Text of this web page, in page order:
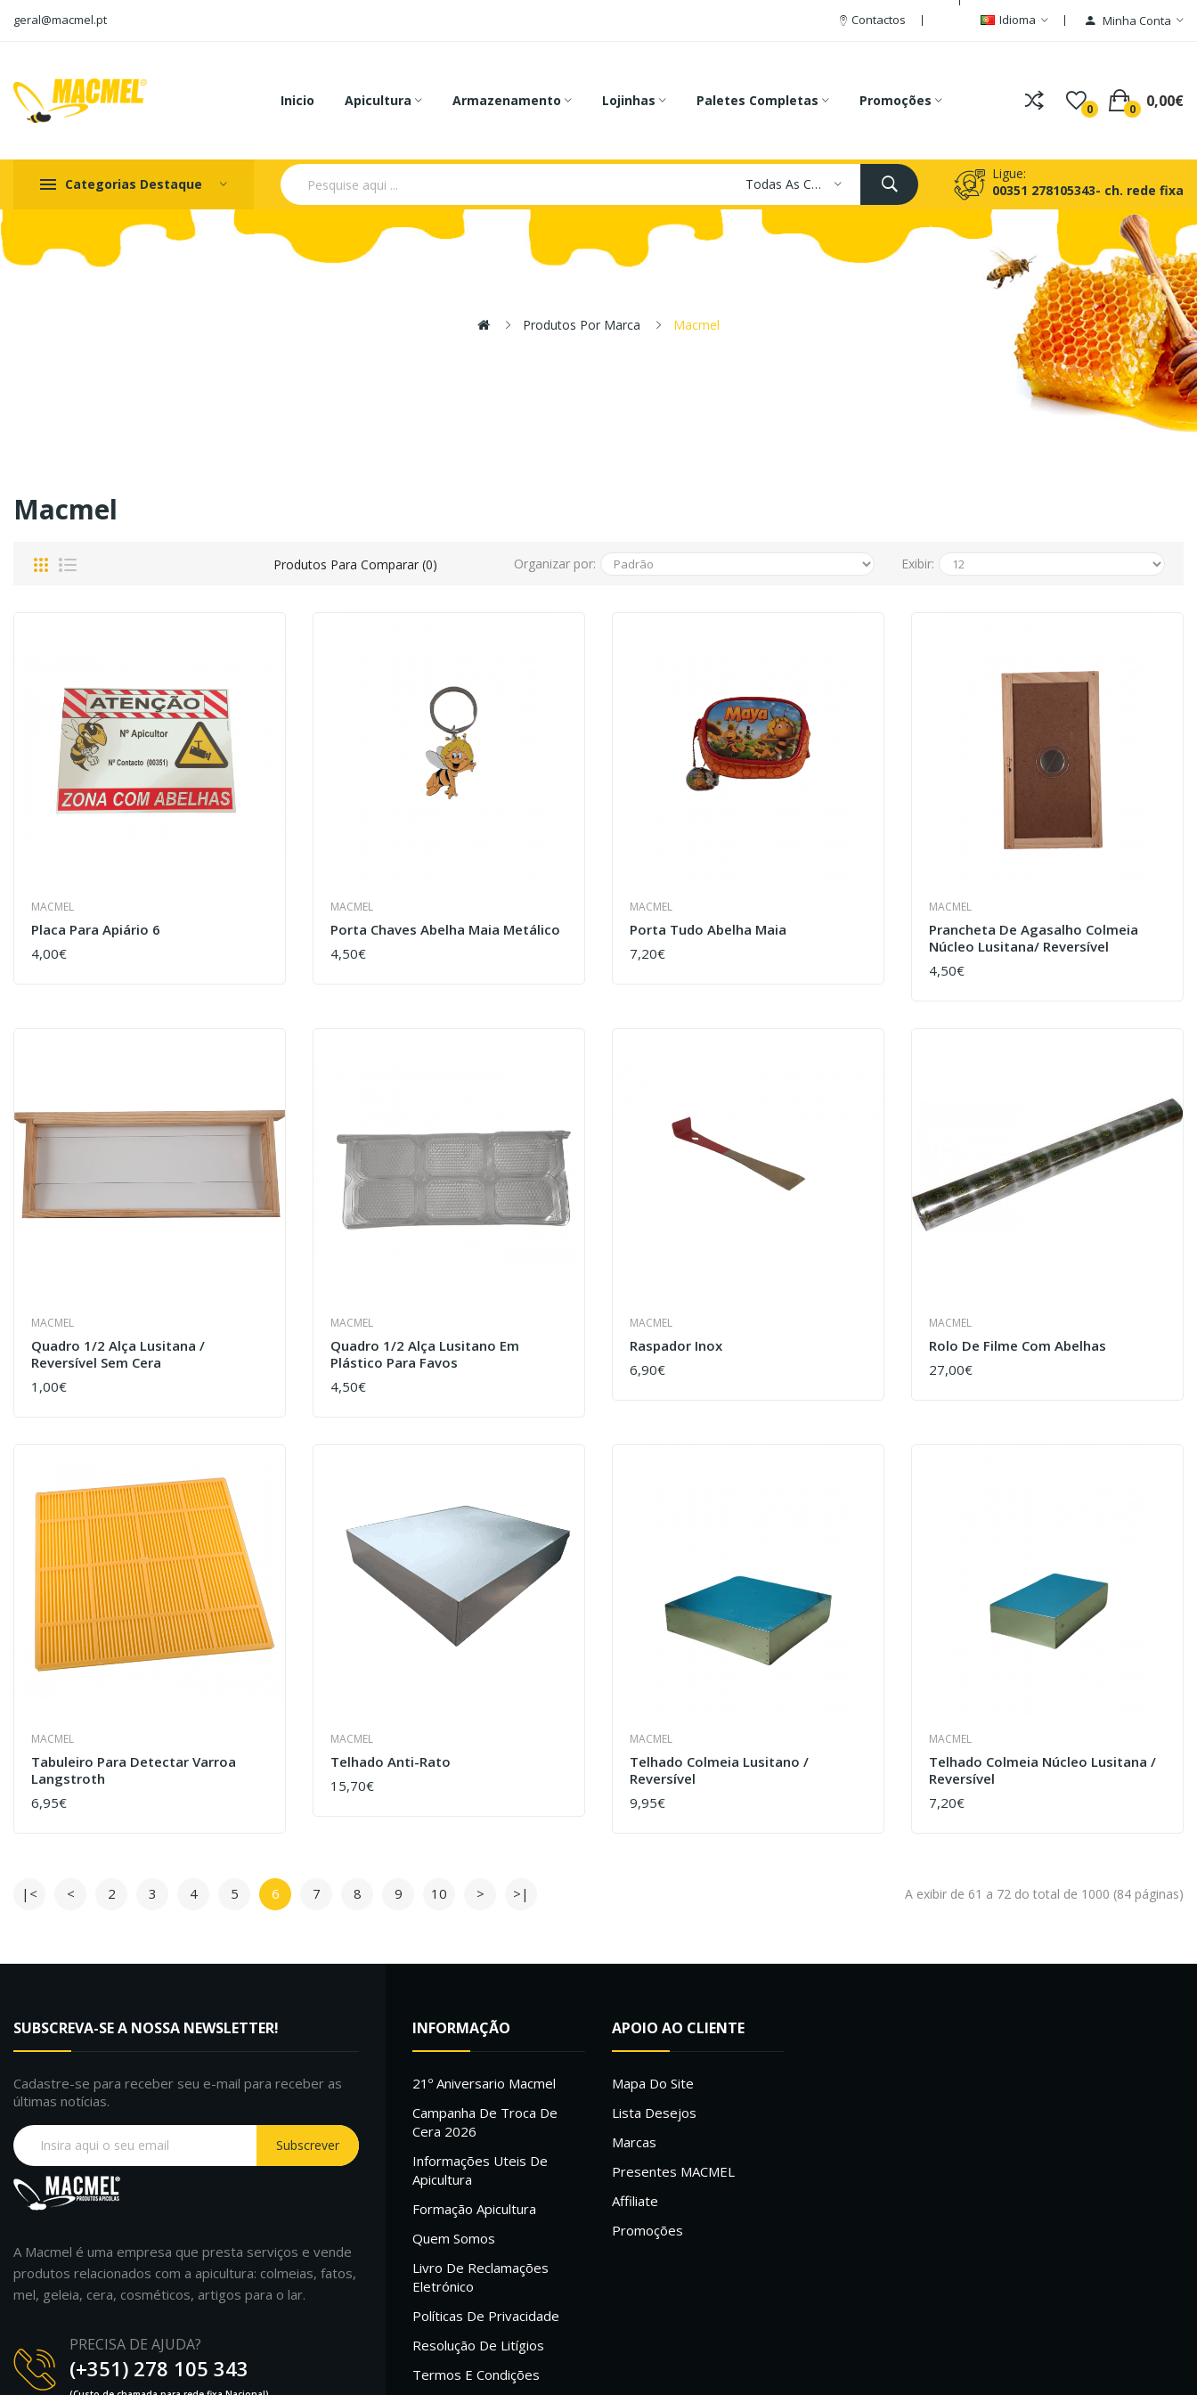
geral@macmel.pt Contactos Idioma Minha Conta
Inicio Apicultura Armazenamento Lojinhas Paletes Completas Promoções
0 0 0,00€
Categorias Destaque Todas As Categorias
Ligue:
00351 278105343- ch. rede fixa
Produtos Por Marca Macmel
Macmel
Produtos Para Comparar (0) Organizar por: Exibir:
MACMEL
Placa Para Apiário 6
4,00€
COMPRAR
MACMEL
Porta Chaves Abelha Maia Metálico
4,50€
COMPRAR
MACMEL
Porta Tudo Abelha Maia
7,20€
COMPRAR
MACMEL
Prancheta De Agasalho Colmeia
Núcleo Lusitana/ Reversível
4,50€
COMPRAR
MACMEL
Quadro 1/2 Alça Lusitana /
Reversível Sem Cera
1,00€
COMPRAR
MACMEL
Quadro 1/2 Alça Lusitano Em
Plástico Para Favos
4,50€
COMPRAR
MACMEL
Raspador Inox
6,90€
COMPRAR
MACMEL
Rolo De Filme Com Abelhas
27,00€
COMPRAR
MACMEL
Tabuleiro Para Detectar Varroa
Langstroth
6,95€
COMPRAR
MACMEL
Telhado Anti-Rato
15,70€
COMPRAR
MACMEL
Telhado Colmeia Lusitano /
Reversível
9,95€
COMPRAR
MACMEL
Telhado Colmeia Núcleo Lusitana /
Reversível
7,20€
COMPRAR
|< < 2 3 4 5 6 7 8 9 10 > >| A exibir de 61 a 72 do total de 1000 (84 páginas)
SUBSCREVA-SE A NOSSA NEWSLETTER!
Cadastre-se para receber seu e-mail para receber as
últimas notícias.
Subscrever
A Macmel é uma empresa que presta serviços e vende
produtos relacionados com a apicultura: colmeias, fatos,
mel, geleia, cera, cosméticos, artigos para o lar.
PRECISA DE AJUDA?
(+351) 278 105 343
INFORMAÇÃO
21º Aniversario Macmel
Campanha De Troca De
Cera 2026
Informações Uteis De
Apicultura
Formação Apicultura
Quem Somos
Livro De Reclamações
Eletrónico
Políticas De Privacidade
Resolução De Litígios
Termos E Condições
APOIO AO CLIENTE
Mapa Do Site
Lista Desejos
Marcas
Presentes MACMEL
Affiliate
Promoções